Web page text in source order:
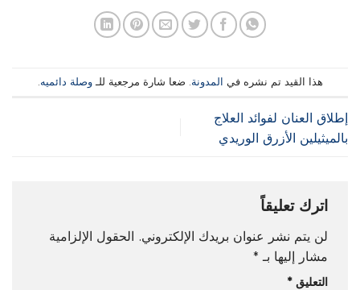
هذا القيد تم نشره في المدونة . ضعا شارة مرجعية للـوصلة دائميه
إطلاق العنان لفوائد العلاج
بالميثيلين الأزرق الوريدي
اترك تعليقاً
لن يتم نشر عنوان بريدك الإلكتروني. الحقول الإلزامية
مشار إليها بـ *
التعليق *